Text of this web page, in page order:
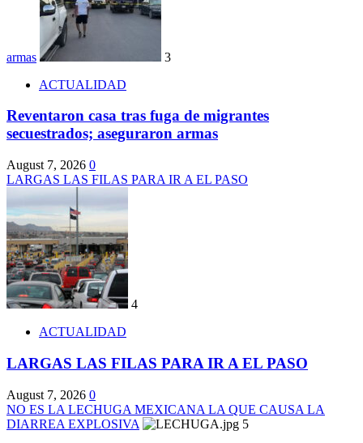
armas
3
ACTUALIDAD
Reventaron casa tras fuga de migrantes
secuestrados; aseguraron armas
August 7, 2026 0
LARGAS LAS FILAS PARA IR A EL PASO
4
ACTUALIDAD
LARGAS LAS FILAS PARA IR A EL PASO
August 7, 2026 0
NO ES LA LECHUGA MEXICANA LA QUE CAUSA LA
DIARREA EXPLOSIVA
5